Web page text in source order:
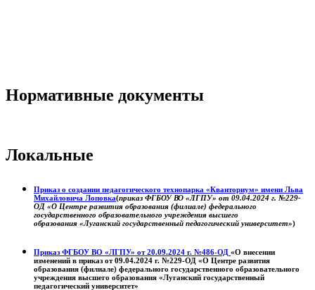
Нормативные документы
Локальные
Приказ о создании педагогического технопарка «Кванториум» имени Льва
Михайловича Лоповка(приказ ФГБОУ ВО «ЛГПУ» от 09.04.2024 г. №229-
ОД «О Центре развития образования (филиале) федерального
государственного образовательного учреждения высшего
образования «Луганский государственный педагогический университет»)
Приказ ФГБОУ ВО «ЛГПУ» от 20.09.2024 г. №486-ОД «О внесении
изменений в приказ от 09.04.2024 г. №229-ОД «О Центре развития
образования (филиале) федерального государственного образовательного
учреждения высшего образования «Луганский государственный
педагогический университет»